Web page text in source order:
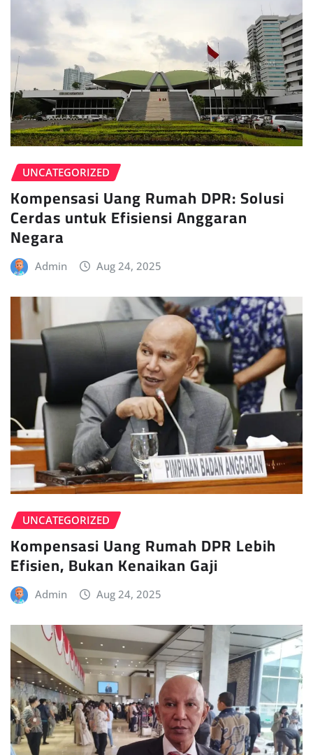
UNCATEGORIZED
Kompensasi Uang Rumah DPR: Solusi
Cerdas untuk Efisiensi Anggaran
Negara
Admin Aug 24, 2025
UNCATEGORIZED
Kompensasi Uang Rumah DPR Lebih
Efisien, Bukan Kenaikan Gaji
Admin Aug 24, 2025